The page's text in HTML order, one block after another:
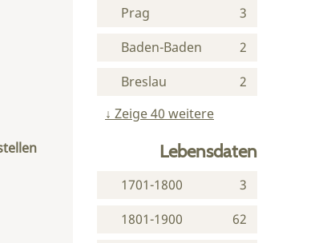
3
Prag
2
Baden-Baden
2
Breslau
Zeige 40 weitere
Lebensdaten
3
1701-1800
62
1801-1900